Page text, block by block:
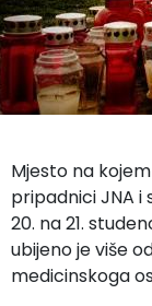
Mjesto na
pripadnici JNA i
20. na 21.
ubijeno je više
medicinskoga